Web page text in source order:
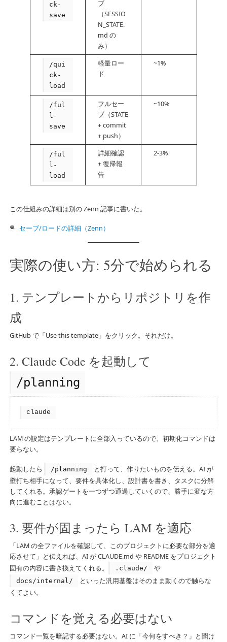
ck-
save
ブ
（SESSIO
N_STATE.
md の
み）
/qui
ck-
load
軽量ロー
ド
~1%
/ful
l-
save
フルセー
ブ（STATE
+ commit
+ push）
~10%
/ful
l-
load
詳細確認
+ 復帰報
告
2-3%
この仕組みの詳細は別の Zenn 記事に書いた。
セーブ/ロードの詳細（Zenn）
実際の使い方: 5分で始められる
1. テンプレートからリポジトリを作
成
GitHub で「Use this template」をクリック。それだけ。
2. Claude Code を起動して
/planning
claude
LAM の設定はテンプレートに全部入っているので、初期化コマンドは
要らない。
起動したら /planning
と打って、作りたいものを伝える。AI が
壁打ち相手になって、要件を具体化し、設計書を書き、タスクに分解
してくれる。承認ゲートを一つずつ通過していくので、勝手に変な方
向に進むことはない。
3. 要件が固まったら LAM を適応
「LAM の全ファイルを確認して、このプロジェクトに必要な部分を適
応させて」と伝えれば、AI が CLAUDE.md や README をプロジェクト
固有の内容に書き換えてくれる。
.claude/ や
docs/internal/
といった汎用基盤はそのまま動くので触らな
くてよい。
コマンドを覚える必要はない
コマンド一覧を暗記する必要はない。AI に「今何をすべき？」と聞け